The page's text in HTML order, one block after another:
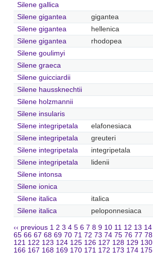
Silene gallica
Silene gigantea
gigantea
Silene gigantea
hellenica
Silene gigantea
rhodopea
Silene goulimyi
Silene graeca
Silene guicciardii
Silene haussknechtii
Silene holzmannii
Silene insularis
Silene integripetala
elafonesiaca
Silene integripetala
greuteri
Silene integripetala
integripetala
Silene integripetala
lidenii
Silene intonsa
Silene ionica
Silene italica
italica
Silene italica
peloponnesiaca
‹‹ previous 1 2 3 4 5 6 7 8 9 10 11 12 13 14
65 66 67 68 69 70 71 72 73 74 75 76 77 78
121 122 123 124 125 126 127 128 129 130
166 167 168 169 170 171 172 173 174 175